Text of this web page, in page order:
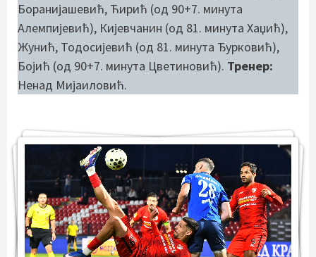
Боранијашевић, Ћирић (од 90+7. минута
Алемпијевић), Кијевчанин (од 81. минута Хаџић),
Жунић, Тодосијевић (од 81. минута Ђурковић),
Бојић (од 90+7. минута Цветиновић). Тренер:
Ненад Мијаиловић.